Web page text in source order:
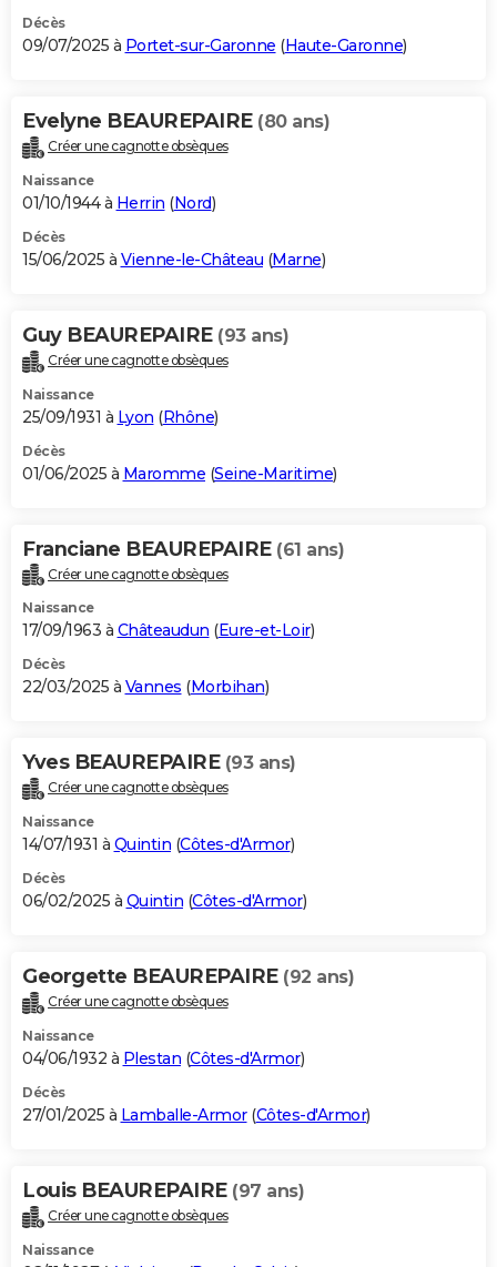
Décès
09/07/2025 à Portet-sur-Garonne (Haute-Garonne)
Evelyne BEAUREPAIRE (80 ans)
Créer une cagnotte obsèques
Naissance
01/10/1944 à Herrin (Nord)
Décès
15/06/2025 à Vienne-le-Château (Marne)
Guy BEAUREPAIRE (93 ans)
Créer une cagnotte obsèques
Naissance
25/09/1931 à Lyon (Rhône)
Décès
01/06/2025 à Maromme (Seine-Maritime)
Franciane BEAUREPAIRE (61 ans)
Créer une cagnotte obsèques
Naissance
17/09/1963 à Châteaudun (Eure-et-Loir)
Décès
22/03/2025 à Vannes (Morbihan)
Yves BEAUREPAIRE (93 ans)
Créer une cagnotte obsèques
Naissance
14/07/1931 à Quintin (Côtes-d'Armor)
Décès
06/02/2025 à Quintin (Côtes-d'Armor)
Georgette BEAUREPAIRE (92 ans)
Créer une cagnotte obsèques
Naissance
04/06/1932 à Plestan (Côtes-d'Armor)
Décès
27/01/2025 à Lamballe-Armor(Côtes-d'Armor)
Louis BEAUREPAIRE (97 ans)
Créer une cagnotte obsèques
Naissance